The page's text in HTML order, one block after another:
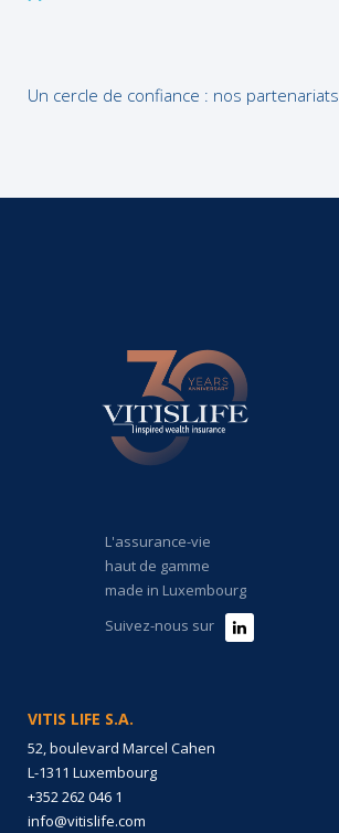
Un cercle de confiance : nos partenariats
L'assurance-vie
haut de gamme
made in Luxembourg
Suivez-nous sur
VITIS LIFE S.A.
52, boulevard Marcel Cahen
L-1311 Luxembourg
+352 262 046 1
info@vitislife.com